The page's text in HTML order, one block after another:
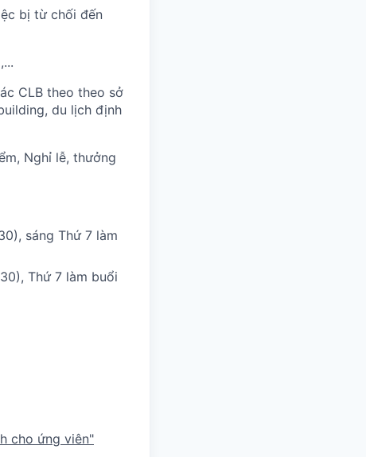
bị từ chối đến
CLB theo theo sở
du lịch định
Nghỉ lễ, thưởng
sáng Thứ 7 làm
Thứ 7 làm buổi
cho ứng viên"